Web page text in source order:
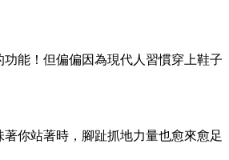
能！但偏偏因為現代人習慣穿上鞋子
你站著時，腳趾抓地力量也愈來愈足